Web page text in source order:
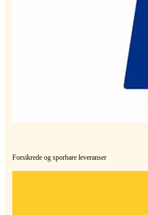
Forsikrede og sporbare leveranser